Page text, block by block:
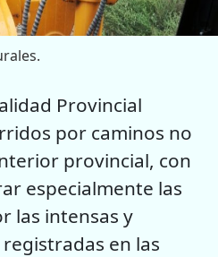
Provincial
por caminos no
provincial, con
especialmente las
las intensas y
en las